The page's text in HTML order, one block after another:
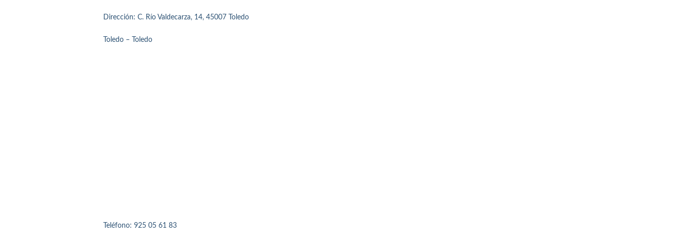
Dirección: C. Río Valdecarza, 14, 45007 Toledo
Toledo – Toledo
Teléfono: 925 05 61 83